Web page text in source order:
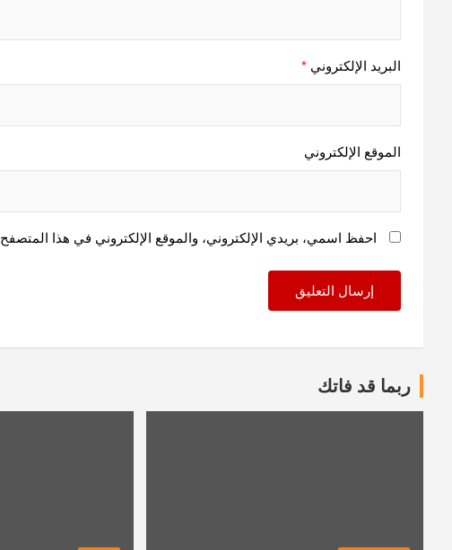
البريد الإلكتروني *
الموقع الإلكتروني
احفظ اسمي، بريدي الإلكتروني، والموقع الإلكتروني في هذا
ربما قد فاتك